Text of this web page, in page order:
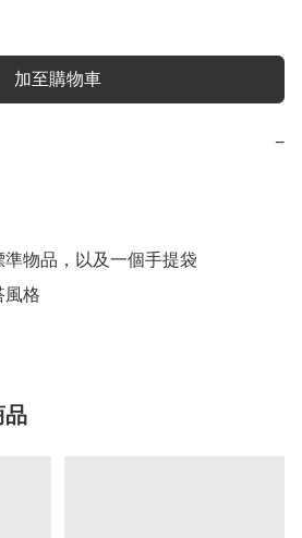
加至購物車
−
物品，以及一個手提袋
風格
品